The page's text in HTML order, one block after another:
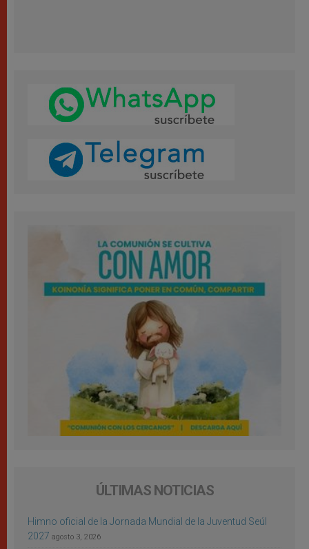
ÚLTIMAS NOTICIAS
Himno oficial de la Jornada Mundial de la Juventud Seúl
2027 agosto 3, 2026